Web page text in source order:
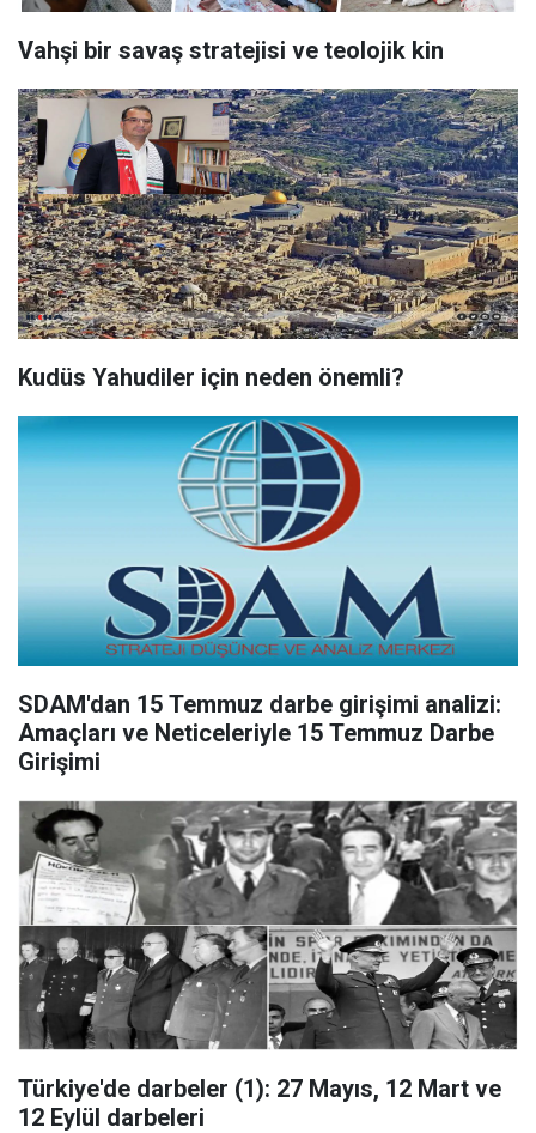
Vahşi bir savaş stratejisi ve teolojik kin
Kudüs Yahudiler için neden önemli?
SDAM'dan 15 Temmuz darbe girişimi analizi:
Amaçları ve Neticeleriyle 15 Temmuz Darbe
Girişimi
Türkiye'de darbeler (1): 27 Mayıs, 12 Mart ve
12 Eylül darbeleri